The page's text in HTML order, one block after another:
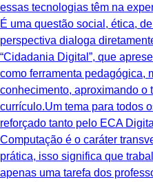
essas tecnologias têm na
É uma questão social, ética,
perspectiva dialoga
“Cidadania Digital”, que
como ferramenta pedagógica,
conhecimento, aproximando o
currículo.Um tema para todos
reforçado tanto pelo ECA
Computação é o caráter
prática, isso significa que
apenas uma tarefa dos